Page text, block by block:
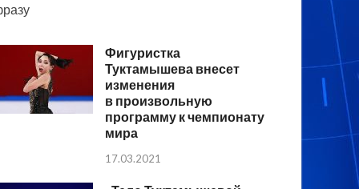
Фигуристка
Туктамышева внесет
изменения
в произвольную
программу к чемпионату
мира
17.03.2021